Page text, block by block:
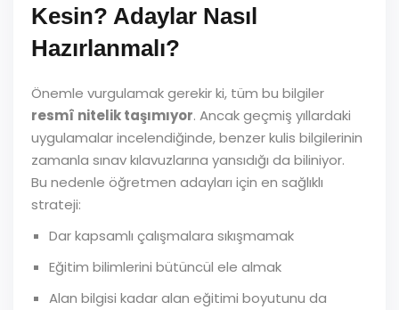
Kesin? Adaylar Nasıl
Hazırlanmalı?
Önemle vurgulamak gerekir ki, tüm bu bilgiler
resmî nitelik taşımıyor. Ancak geçmiş yıllardaki
uygulamalar incelendiğinde, benzer kulis bilgilerinin
zamanla sınav kılavuzlarına yansıdığı da biliniyor.
Bu nedenle öğretmen adayları için en sağlıklı
strateji:
Dar kapsamlı çalışmalara sıkışmamak
Eğitim bilimlerini bütüncül ele almak
Alan bilgisi kadar alan eğitimi boyutunu da